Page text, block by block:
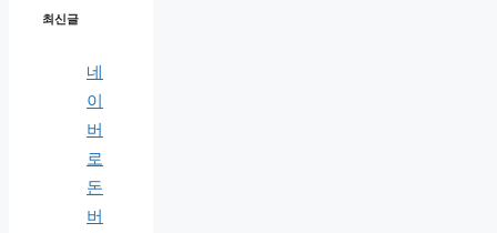
최신글
네
이
버
로
돈
버